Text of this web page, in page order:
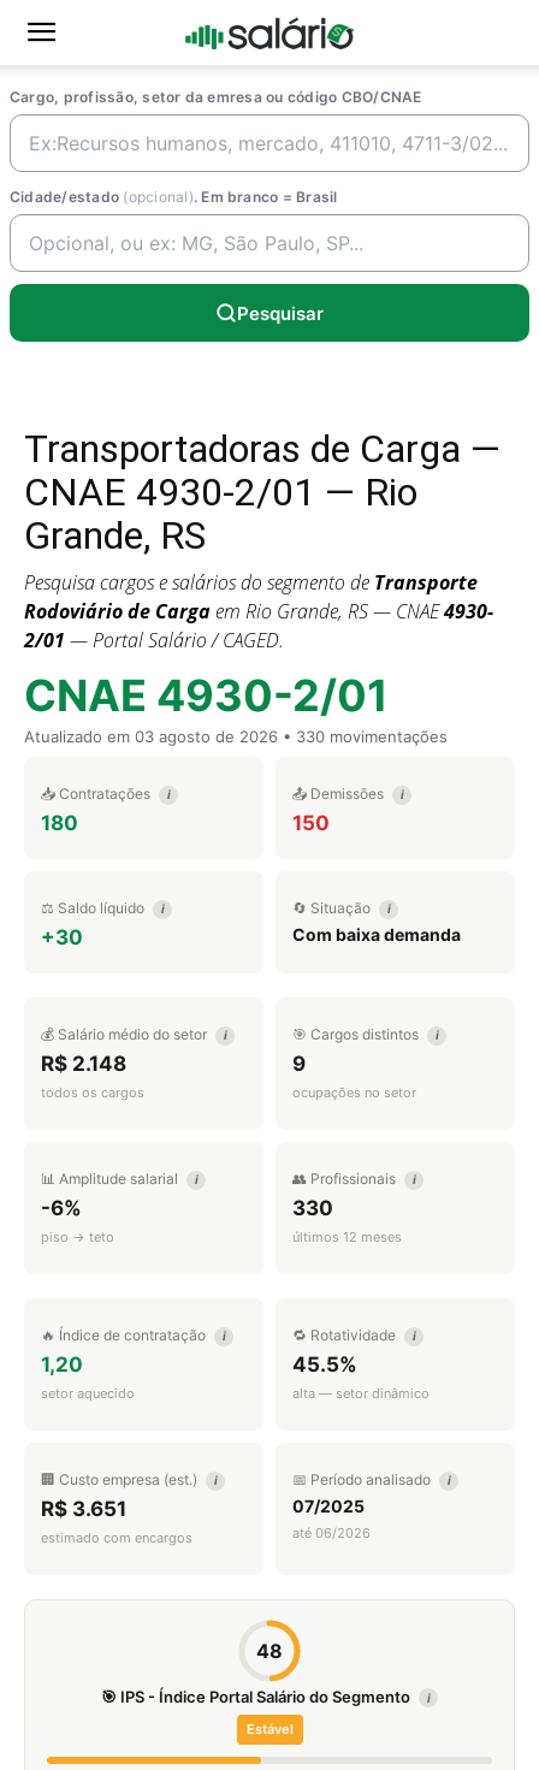
Cargo, profissão, setor da emresa ou código CBO/CNAE
Cidade/estado (opcional). Em branco = Brasil
Pesquisar
Transportadoras de Carga —
CNAE 4930-2/01 — Rio
Grande, RS
Pesquisa cargos e salários do segmento de Transporte
Rodoviário de Cargaem Rio Grande, RS — CNAE4930-
2/01 — Portal Salário / CAGED.
CNAE 4930-2/01
Atualizado em 03 agosto de 2026 • 330 movimentações
📥 Contratações i
180
📤 Demissões i
150
⚖️ Saldo líquido i
+30
🔄 Situação i
Com baixa demanda
💰 Salário médio do setor i
R$ 2.148
todos os cargos
🎯 Cargos distintos i
9
ocupações no setor
📊 Amplitude salarial i
-6%
piso → teto
👥 Profissionais i
330
últimos 12 meses
🔥 Índice de contratação i
1,20
setor aquecido
🔁 Rotatividade i
45.5%
alta — setor dinâmico
🏢 Custo empresa (est.) i
R$ 3.651
estimado com encargos
📅 Período analisado i
07/2025
até 06/2026
48
🎯 IPS - Índice Portal Salário do Segmento i
Estável